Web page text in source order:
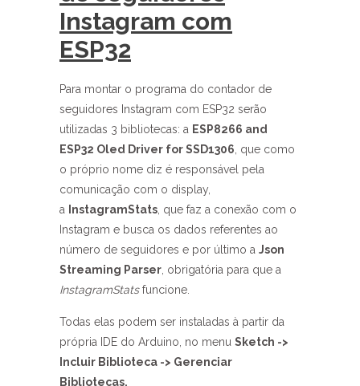
Instagram com
ESP32
Para montar o programa do contador de
seguidores Instagram com ESP32 serão
utilizadas 3 bibliotecas: a ESP8266 and
ESP32 Oled Driver for SSD1306 , que como
o próprio nome diz é responsável pela
comunicação com o display,
a
InstagramStats , que faz a conexão com o
Instagram e busca os dados referentes ao
número de seguidores e por último a Json
Streaming Parser , obrigatória para que a
InstagramStatsfuncione.
Todas elas podem ser instaladas à partir da
própria IDE do Arduino, no menu Sketch ->
Incluir Biblioteca -> Gerenciar
Bibliotecas.